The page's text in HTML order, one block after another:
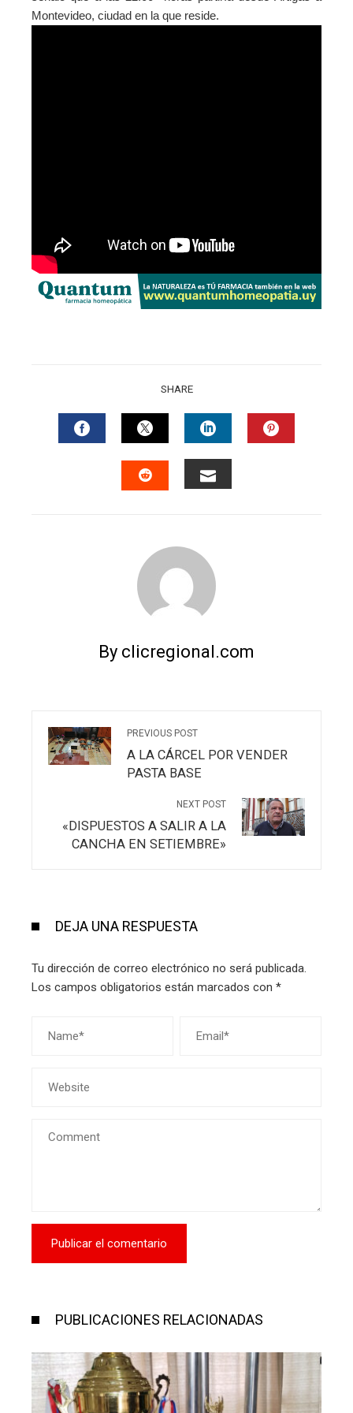
Montevideo, ciudad en la que reside.
SHARE
FACEBOOKTWITTERLINKEDIN
By clicregional.com
PREVIOUS POST
A LA CÁRCEL POR VENDER
PASTA BASE
NEXT POST
«DISPUESTOS A SALIR A LA
CANCHA EN SETIEMBRE»
DEJA UNA RESPUESTA
Tu dirección de correo electrónico no será publicada.
Los campos obligatorios están marcados con *
PUBLICACIONES RELACIONADAS